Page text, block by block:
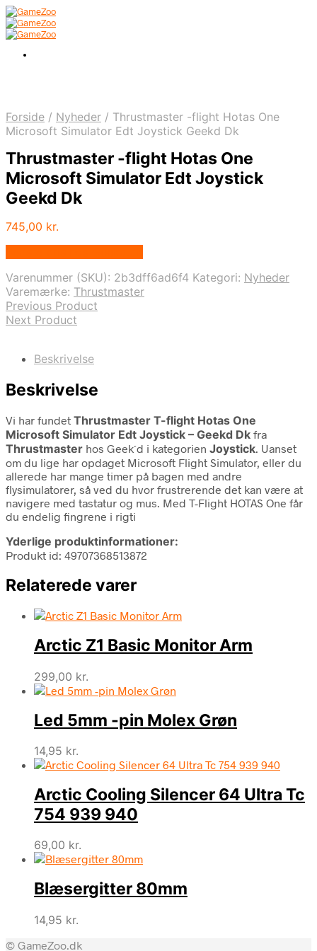
Forside / Nyheder / Thrustmaster -flight Hotas One
Microsoft Simulator Edt Joystick Geekd Dk
Thrustmaster -flight Hotas One
Microsoft Simulator Edt Joystick
Geekd Dk
745,00 kr.
Varenummer (SKU): 2b3dff6ad6f4 Kategori: Nyheder
Varemærke: Thrustmaster
Previous Product
Next Product
Beskrivelse
Beskrivelse
Vi har fundet Thrustmaster T-flight Hotas One
Microsoft Simulator Edt Joystick – Geekd Dk fra
Thrustmaster hos Geek´d i kategorien Joystick. Uanset
om du lige har opdaget Microsoft Flight Simulator, eller du
allerede har mange timer på bagen med andre
flysimulatorer, så ved du hvor frustrerende det kan være at
navigere med tastatur og mus. Med T-Flight HOTAS One får
du endelig fingrene i rigti
Yderlige produktinformationer:
Produkt id: 49707368513872
Relaterede varer
Arctic Z1 Basic Monitor Arm
299,00 kr.
Led 5mm -pin Molex Grøn
14,95 kr.
Arctic Cooling Silencer 64 Ultra Tc
754 939 940
69,00 kr.
Blæsergitter 80mm
14,95 kr.
© GameZoo.dk